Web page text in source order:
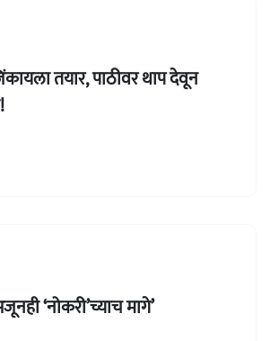
तयार, पाठीवर थाप देवून
‘नोकरी’च्याच मागे’